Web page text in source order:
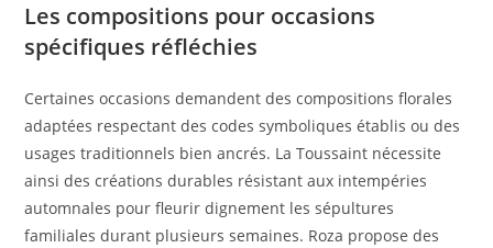
Les compositions pour occasions
spécifiques réfléchies
Certaines occasions demandent des compositions florales
adaptées respectant des codes symboliques établis ou des
usages traditionnels bien ancrés. La Toussaint nécessite
ainsi des créations durables résistant aux intempéries
automnales pour fleurir dignement les sépultures
familiales durant plusieurs semaines. Roza propose des